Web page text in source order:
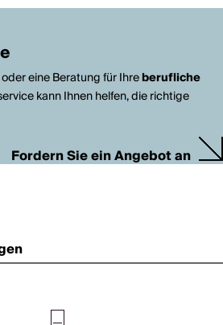
eine Beratung für Ihreberufliche
kann Ihnen helfen, die richtige
Fordern Sie ein Angebot an